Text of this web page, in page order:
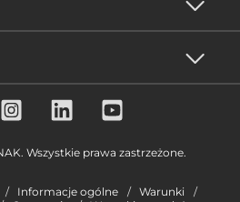
Wszystkie prawa zastrzeżone.
Informacje ogólne
Warunki